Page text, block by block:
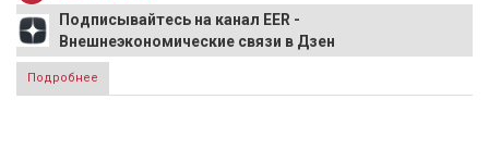
Подписывайтесь на канал EER -
Внешнеэкономические связи в Дзен
Подробнее